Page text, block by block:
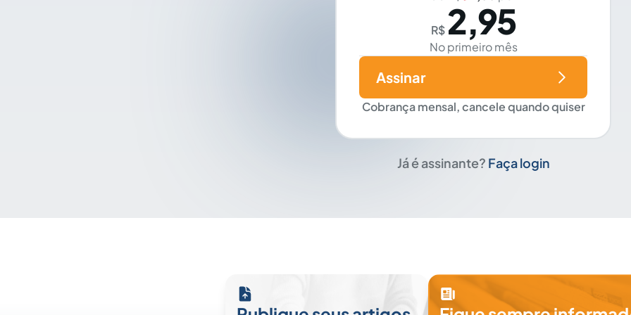
R$ 2,95
No primeiro mês
Cobrança mensal, cancele quando quiser
Assinar
Já é assinante? Faça login